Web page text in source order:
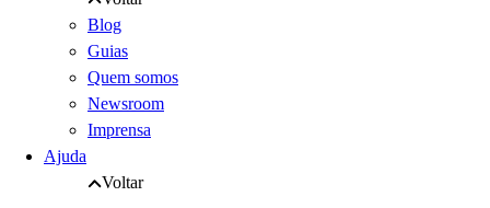
Blog
Guias
Quem somos
Newsroom
Imprensa
Ajuda
Voltar